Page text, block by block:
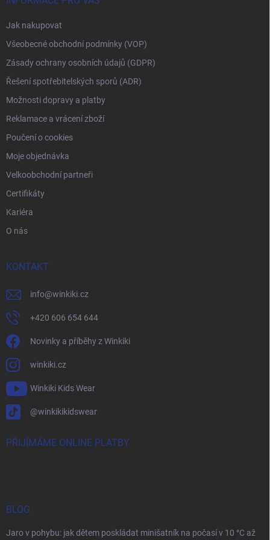
Jak nakupovat
Všeobecné obchodní podmínky (VOP)
Zásady ochrany osobních údajů (GDPR)
Řešení spotřebitelských sporů (ADR)
Možnosti dopravy a platby
Reklamace a vrácení zboží
Poučení o cookies
Moje objednávka
Velkoobchodní partneři
Certifikáty
Kariéra
O nás
KONTAKT
info@winkiki.cz
+420 606 654 644
Novinky a příběhy z Winkiki
winkiki.cz
Winkiki Kids Wear
@winkikikidswear
PŘIJÍMÁME ONLINE PLATBY
BLOG
Jaro v pohybu: jak dětem poskládat minišatník na počasí v 10 °C až